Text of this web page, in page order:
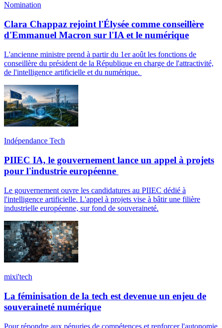
Nomination
Clara Chappaz rejoint l'Élysée comme conseillère
d'Emmanuel Macron sur l'IA et le numérique
L'ancienne ministre prend à partir du 1er août les fonctions de
conseillère du président de la République en charge de l'attractivité,
de l'intelligence artificielle et du numérique.
Indépendance Tech
PIIEC IA, le gouvernement lance un appel à projets
pour l'industrie européenne
Le gouvernement ouvre les candidatures au PIIEC dédié à
l'intelligence artificielle. L'appel à projets vise à bâtir une filière
industrielle européenne, sur fond de souveraineté.
mixi'tech
La féminisation de la tech est devenue un enjeu de
souveraineté numérique
Pour répondre aux pénuries de compétences et renforcer l'autonomie